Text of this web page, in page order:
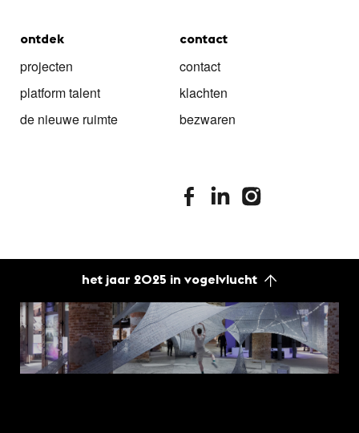
ontdek
projecten
platform talent
de nieuwe ruimte
contact
contact
klachten
bezwaren
stimuleringsfonds facebook
stimuleringsfonds linkedin
stimuleringsfonds
het jaar 2025 in vogelvlucht